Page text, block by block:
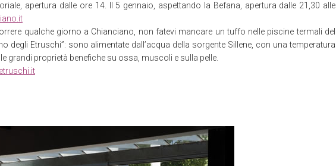
apertura dalle ore 14. Il 5 gennaio, aspettando la Befana, apertura dalle 21,30 alle
qualche giorno a Chianciano, non fatevi mancare un tuffo nelle piscine termali del
degli Etruschi”: sono alimentate dall’acqua della sorgente Sillene, con una temperatura
grandi proprietà benefiche su ossa, muscoli e sulla pelle.